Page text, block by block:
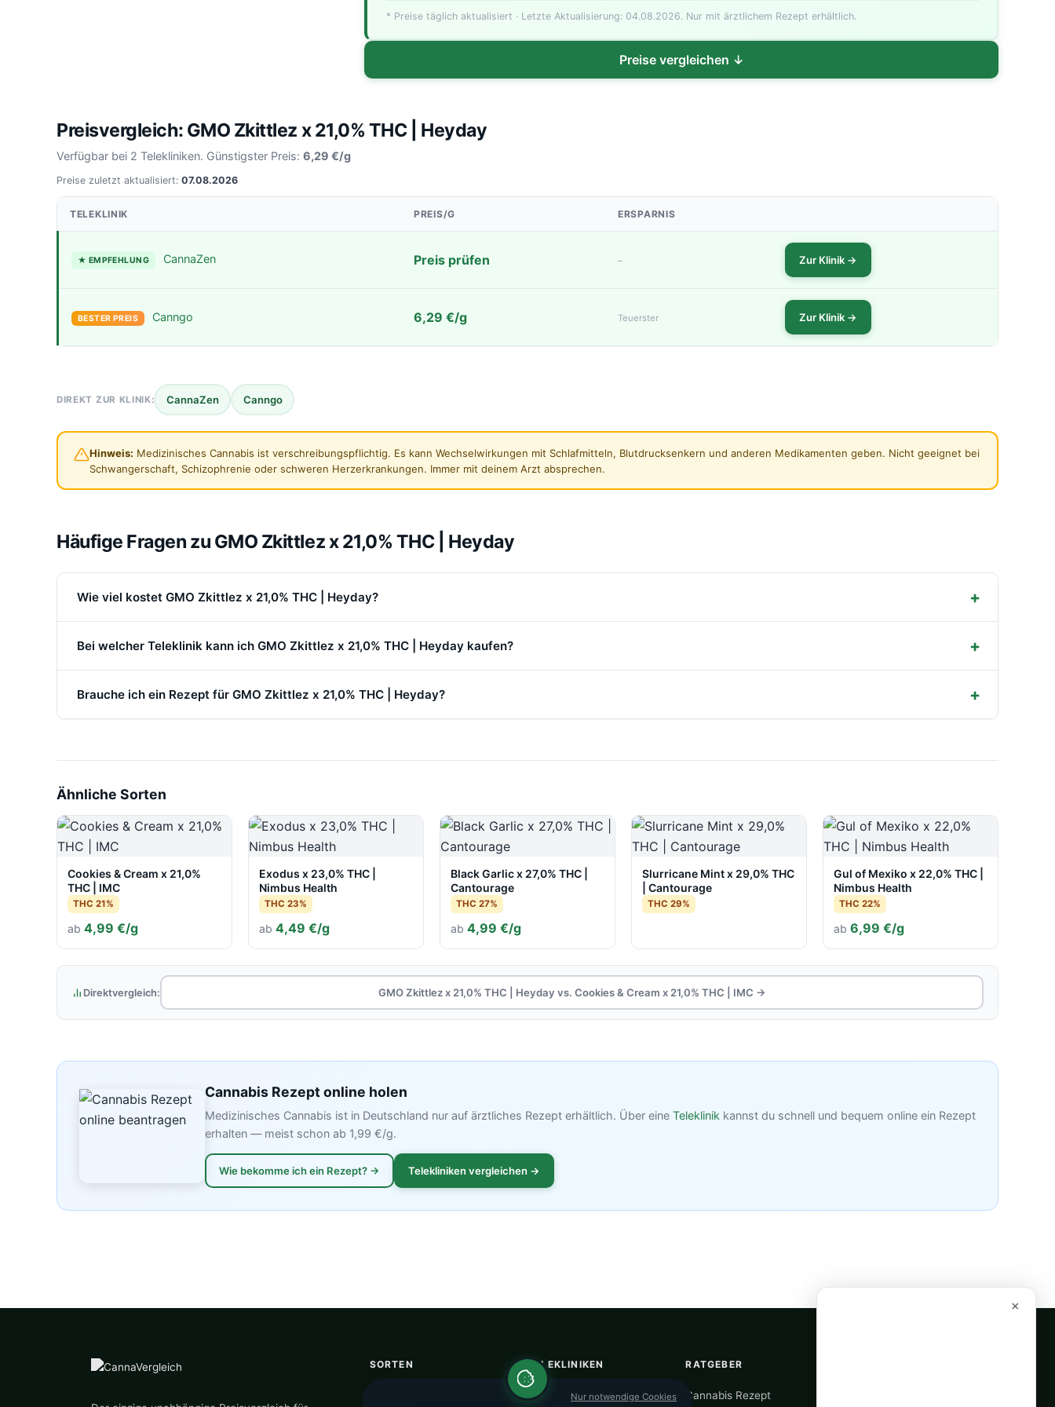
Günstigste
* Preise täglich aktualisiert · Letzte Aktualisierung: 04.08.2026. Nur mit ärztlichem Rezept erhältlich.
Preise vergleichen ↓
Preisvergleich: GMO Zkittlez x 21,0% THC | Heyday
Verfügbar bei 2 Telekliniken. Günstigster Preis: 6,29 €/g
Preise zuletzt aktualisiert: 07.08.2026
TELEKLINIK PREIS/G ERSPARNIS
★ EMPFEHLUNG CannaZen Preis prüfen – Zur Klinik →
BESTER PREIS Canngo 6,29 €/g Teuerster Zur Klinik →
DIREKT ZUR KLINIK: CannaZen Canngo
Hinweis: Medizinisches Cannabis ist verschreibungspflichtig. Es kann Wechselwirkungen mit Schlafmitteln, Blutdrucksenkern und anderen Medikamenten geben. Nicht geeignet bei
Schwangerschaft, Schizophrenie oder schweren Herzerkrankungen. Immer mit deinem Arzt absprechen.
Häufige Fragen zu GMO Zkittlez x 21,0% THC | Heyday
Wie viel kostet GMO Zkittlez x 21,0% THC | Heyday?
Bei welcher Teleklinik kann ich GMO Zkittlez x 21,0% THC | Heyday kaufen?
Brauche ich ein Rezept für GMO Zkittlez x 21,0% THC | Heyday?
Ähnliche Sorten
Cookies & Cream x 21,0%
THC | IMC
THC 21%
ab 4,99 €/g
Exodus x 23,0% THC |
Nimbus Health
THC 23%
ab 4,49 €/g
Black Garlic x 27,0% THC |
Cantourage
THC 27%
ab 4,99 €/g
Slurricane Mint x 29,0% THC
| Cantourage
THC 29%
Gul of Mexiko x 22,0% THC |
Nimbus Health
THC 22%
ab 6,99 €/g
Direktvergleich: GMO Zkittlez x 21,0% THC | Heyday vs. Cookies & Cream x 21,0% THC | IMC →
Cannabis Rezept online holen
Medizinisches Cannabis ist in Deutschland nur auf ärztliches Rezept erhältlich. Über eine Teleklinik kannst du schnell und bequem online ein Rezept
erhalten — meist schon ab 1,99 €/g.
Wie bekomme ich ein Rezept? → Telekliniken vergleichen →
SORTEN TELEKLINIKEN
Alle Telekliniken
RATGEBER
Cannabis Rezept
Nur notwendige Cookies
×